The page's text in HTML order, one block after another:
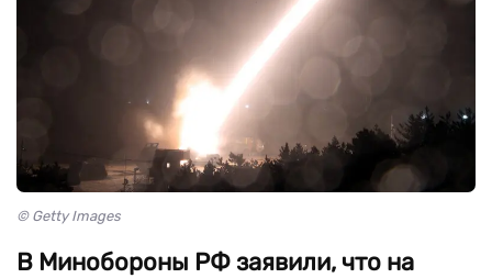
© Getty Images
В Минобороны РФ заявили, что на